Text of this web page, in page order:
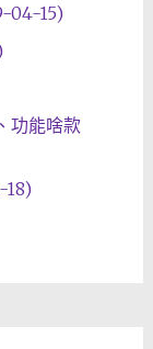
04-15)
功能啥款
18)